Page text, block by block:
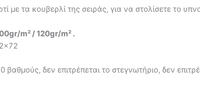
με τα κουβερλί της σειράς, για να στολίσετε το
m² / 120gr/m² .
δεν επιτρέπεται το στεγνωτήριο, δεν